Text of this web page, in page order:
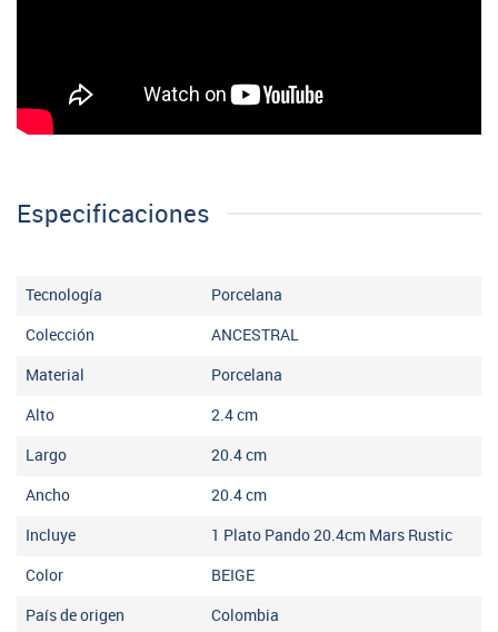
Especificaciones
Tecnología Porcelana
Colección ANCESTRAL
Material Porcelana
Alto 2.4cm
Largo 20.4cm
Ancho 20.4cm
Incluye 1 Plato Pando 20.4cm Mars Rustic
Color BEIGE
País de origen Colombia